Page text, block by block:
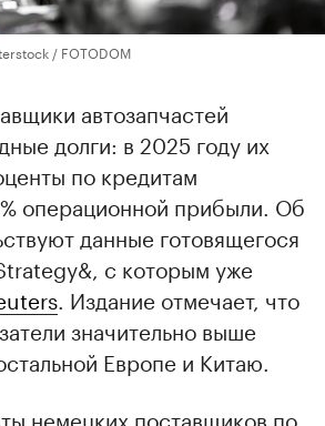
/ FOTODOM
автозапчастей
долги: в 2025 году их
по кредитам
операционной прибыли. Об
данные готовящегося
с которым уже
. Издание отмечает, что
значительно выше
Европе и Китаю.
немецких поставщиков по